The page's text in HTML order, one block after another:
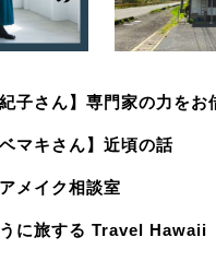
紀子さん】専門家の力をお
ベマキさん】近頃の話
メイク相談室
に旅する Travel Hawaii